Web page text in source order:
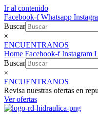
Ir al contenido
Facebook-f Whatsapp
Buscar
×
ENCUENTRANOS
Home Facebook-f Instagram
Buscar
×
ENCUENTRANOS
Revisa nuestras ofertas en
Ver ofertas